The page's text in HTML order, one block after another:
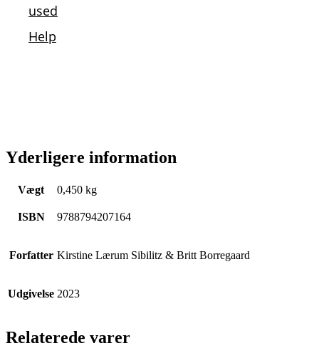
Yderligere information
Vægt 0,450 kg
ISBN 9788794207164
Forfatter Kirstine Lærum Sibilitz & Britt Borregaard
Udgivelse 2023
Relaterede varer